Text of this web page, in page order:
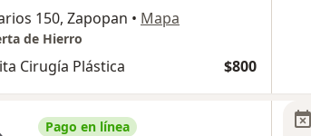
150, Zapopan • Mapa
de Hierro
Cirugía Plástica $800
Pago en línea